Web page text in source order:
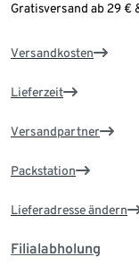
Gratisversand ab 29 €
Versandkosten
Lieferzeit
Versandpartner
Packstation
Lieferadresse ändern
Filialabholung